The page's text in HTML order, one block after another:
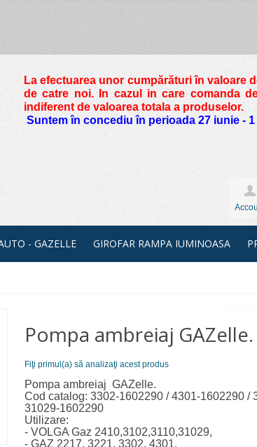
La efectuarea unor cumpărături în valoare
de catre noi. In cazul in care comanda
indiferent de valoarea totala a produselor.
Suntem în concediu în perioada 27 iunie -
- GAZELLE GIROFAR RAMPA IUMINOASA
Pompa ambreiaj GAZelle.
Fiţi primul(a) să analizaţi acest produs
Pompa ambreiaj GAZelle.
Cod catalog: 3302-1602290 / 4301-1602290 /
31029-1602290
Utilizare:
- VOLGA Gaz 2410,3102,3110,31029,
- GAZ 2217, 3221, 3302, 4301,